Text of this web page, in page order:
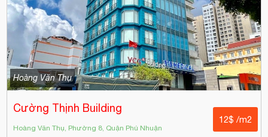
Hoàng Văn Thụ
Cường Thịnh Building
Hoàng Văn Thụ, Phường 8, Quận Phú Nhuận
12$ /m2